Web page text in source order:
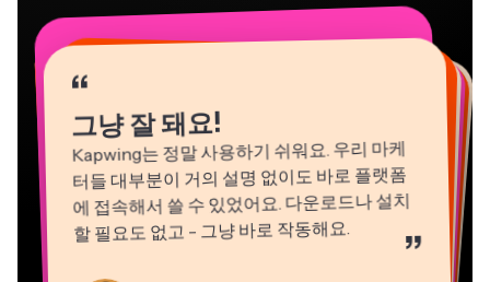
“
그냥 잘 돼요!
Kapwing는 정말 사용하기 쉬워요. 우리 마케
터들 대부분이 거의 설명 없이도 바로 플랫폼
에 접속해서 쓸 수 있었어요. 다운로드나 설치
할 필요도 없고 - 그냥 바로 작동해요. ”
“
“
“
“
“ “
“